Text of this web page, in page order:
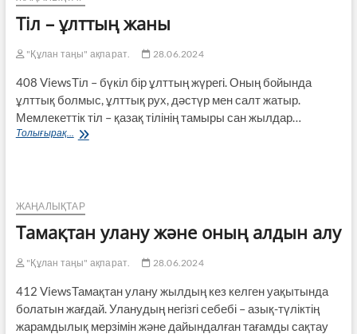
Қаблет
Қанатұлы
Абдрахмановтың
өмірбаяны
сайлауалды
Тіл – ұлттың жаны
"Құлан таңы" ақпарат. 28.06.2024
408 ViewsТіл – бүкіл бір ұлттың жүрегі. Оның бойында
ұлттық болмыс, ұлттық рух, дәстүр мен салт жатыр.
Мемлекеттік тіл – қазақ тілінің тамыры сан жылдар…
Толығырақ...
Тіл
ЖАҢАЛЫҚТАР
Тамақтан улану және оның алдын алу
"Құлан таңы" ақпарат. 28.06.2024
412 ViewsТамақтан улану жылдың кез келген уақытында
болатын жағдай. Уланудың негізгі себебі – азық-түліктің
жарамдылық мерзімін және дайындалған тағамды сақтау